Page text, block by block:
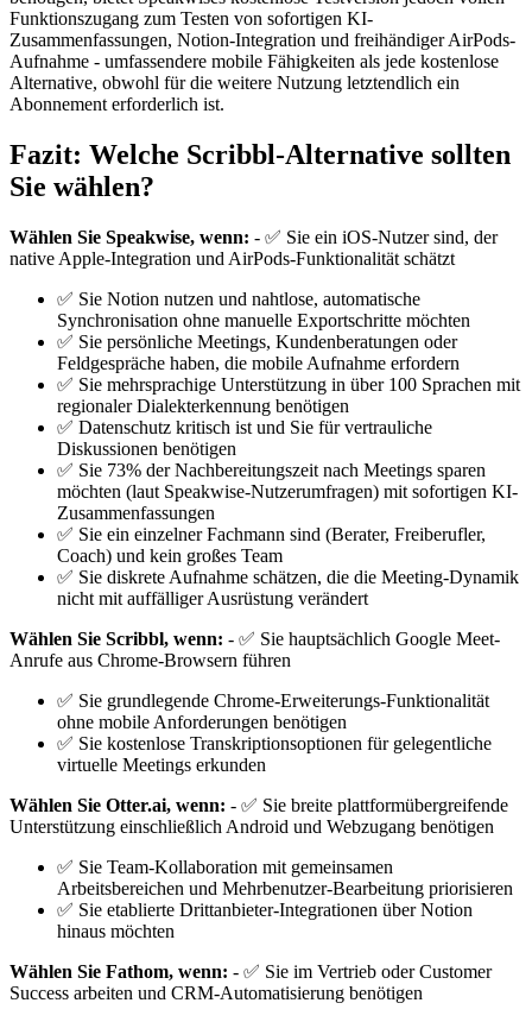
Funktionszugang zum Testen von sofortigen KI-
Zusammenfassungen, Notion-Integration und freihändiger AirPods-
Aufnahme - umfassendere mobile Fähigkeiten als jede kostenlose
Alternative, obwohl für die weitere Nutzung letztendlich ein
Abonnement erforderlich ist.
Fazit: Welche Scribbl-Alternative sollten
Sie wählen?
Wählen Sie Speakwise, wenn: - ✅ Sie ein iOS-Nutzer sind, der
native Apple-Integration und AirPods-Funktionalität schätzt
✅ Sie Notion nutzen und nahtlose, automatische
Synchronisation ohne manuelle Exportschritte möchten
✅ Sie persönliche Meetings, Kundenberatungen oder
Feldgespräche haben, die mobile Aufnahme erfordern
✅ Sie mehrsprachige Unterstützung in über 100 Sprachen mit
regionaler Dialekterkennung benötigen
✅ Datenschutz kritisch ist und Sie für vertrauliche
Diskussionen benötigen
✅ Sie 73% der Nachbereitungszeit nach Meetings sparen
möchten (laut Speakwise-Nutzerumfragen) mit sofortigen KI-
Zusammenfassungen
✅ Sie ein einzelner Fachmann sind (Berater, Freiberufler,
Coach) und kein großes Team
✅ Sie diskrete Aufnahme schätzen, die die Meeting-Dynamik
nicht mit auffälliger Ausrüstung verändert
Wählen Sie Scribbl, wenn: - ✅ Sie hauptsächlich Google Meet-
Anrufe aus Chrome-Browsern führen
✅ Sie grundlegende Chrome-Erweiterungs-Funktionalität
ohne mobile Anforderungen benötigen
✅ Sie kostenlose Transkriptionsoptionen für gelegentliche
virtuelle Meetings erkunden
Wählen Sie Otter.ai, wenn: - ✅ Sie breite plattformübergreifende
Unterstützung einschließlich Android und Webzugang benötigen
✅ Sie Team-Kollaboration mit gemeinsamen
Arbeitsbereichen und Mehrbenutzer-Bearbeitung priorisieren
✅ Sie etablierte Drittanbieter-Integrationen über Notion
hinaus möchten
Wählen Sie Fathom, wenn: - ✅ Sie im Vertrieb oder Customer
Success arbeiten und CRM-Automatisierung benötigen